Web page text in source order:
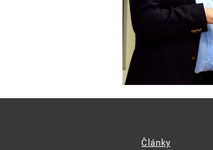
Články